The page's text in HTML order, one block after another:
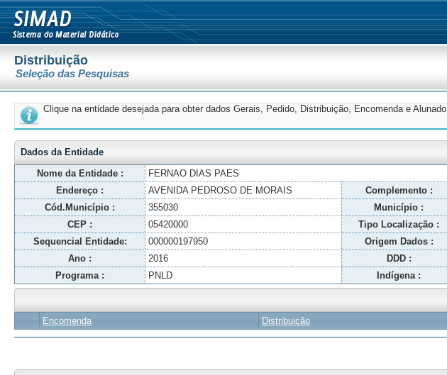
Distribuição
Seleção das Pesquisas
Clique na entidade desejada para obter dados Gerais, Pedido, Distribuição, Encomenda e Alunado
Dados da Entidade
Nome da Entidade :
FERNAO DIAS PAES
Endereço :
AVENIDA PEDROSO DE MORAIS Complemento :
Cód.Município :
355030 Município :
CEP :
05420000 Tipo Localização :
Sequencial Entidade:
000000197950 Origem Dados :
Ano :
2016 DDD :
Programa :
PNLD Indígena :
Encomenda Distribuição